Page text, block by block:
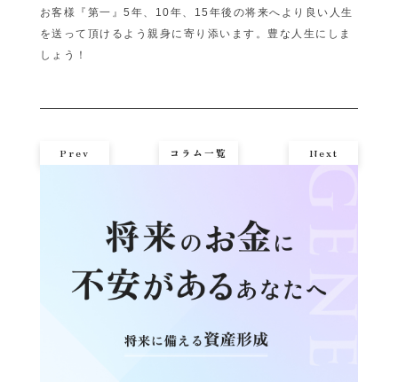
お客様『第一』5年、10年、15年後の将来へより良い人生
を送って頂けるよう親身に寄り添います。豊な人生にしま
しょう！
Prev コラム一覧 Next